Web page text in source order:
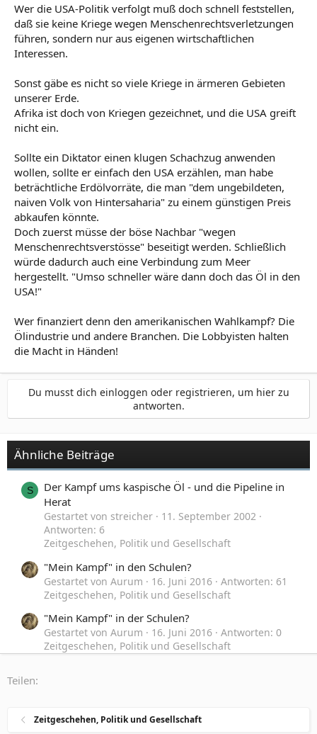
Wer die USA-Politik verfolgt muß doch schnell feststellen,
daß sie keine Kriege wegen Menschenrechtsverletzungen
führen, sondern nur aus eigenen wirtschaftlichen
Interessen.
Sonst gäbe es nicht so viele Kriege in ärmeren Gebieten
unserer Erde.
Afrika ist doch von Kriegen gezeichnet, und die USA greift
nicht ein.
Sollte ein Diktator einen klugen Schachzug anwenden
wollen, sollte er einfach den USA erzählen, man habe
beträchtliche Erdölvorräte, die man "dem ungebildeten,
naiven Volk von Hintersaharia" zu einem günstigen Preis
abkaufen könnte.
Doch zuerst müsse der böse Nachbar "wegen
Menschenrechtsverstösse" beseitigt werden. Schließlich
würde dadurch auch eine Verbindung zum Meer
hergestellt. "Umso schneller wäre dann doch das Öl in den
USA!"
Wer finanziert denn den amerikanischen Wahlkampf? Die
Ölindustrie und andere Branchen. Die Lobbyisten halten
die Macht in Händen!
Du musst dich einloggen oder registrieren, um hier zu
antworten.
Ähnliche Beiträge
S
Der Kampf ums kaspische Öl - und die Pipeline in
Herat
Gestartet von streicher
11. September 2002
Antworten: 6
Zeitgeschehen, Politik und Gesellschaft
"Mein Kampf" in den Schulen?
Gestartet von Aurum 16. Juni 2016
Antworten: 61
Zeitgeschehen, Politik und Gesellschaft
"Mein Kampf" in der Schulen?
Gestartet von Aurum 16. Juni 2016
Antworten: 0
Zeitgeschehen, Politik und Gesellschaft
Teilen:
Zeitgeschehen, Politik und Gesellschaft